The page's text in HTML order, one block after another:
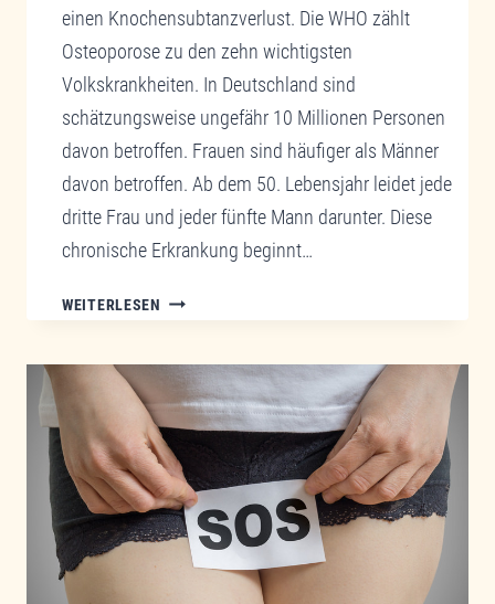
einen Knochensubtanzverlust. Die WHO zählt
Osteoporose zu den zehn wichtigsten
Volkskrankheiten. In Deutschland sind
schätzungsweise ungefähr 10 Millionen Personen
davon betroffen. Frauen sind häufiger als Männer
davon betroffen. Ab dem 50. Lebensjahr leidet jede
dritte Frau und jeder fünfte Mann darunter. Diese
chronische Erkrankung beginnt…
WEITERLESEN OSTEOPOROSE,
WENN
KNOCHENSTRUKTUR
CHRONISCH
KRANK
IST.